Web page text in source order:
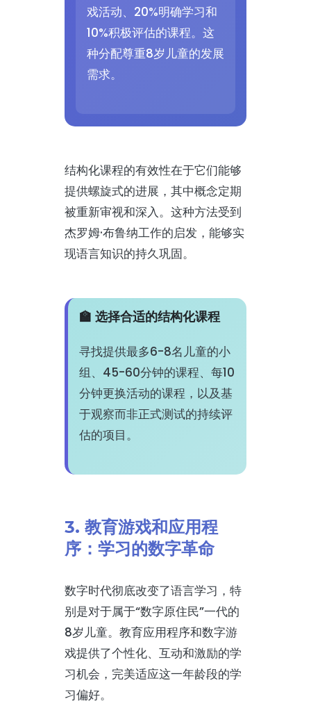
戏活动、20%明确学习和
10%积极评估的课程。这
种分配尊重8岁儿童的发展
需求。
结构化课程的有效性在于它们能够
提供螺旋式的进展，其中概念定期
被重新审视和深入。这种方法受到
杰罗姆·布鲁纳工作的启发，能够实
现语言知识的持久巩固。
🏫 选择合适的结构化课程
寻找提供最多6-8名儿童的小
组、45-60分钟的课程、每10
分钟更换活动的课程，以及基
于观察而非正式测试的持续评
估的项目。
3. 教育游戏和应用程
序：学习的数字革命
数字时代彻底改变了语言学习，特
别是对于属于“数字原住民”一代的
8岁儿童。教育应用程序和数字游
戏提供了个性化、互动和激励的学
习机会，完美适应这一年龄段的学
习偏好。